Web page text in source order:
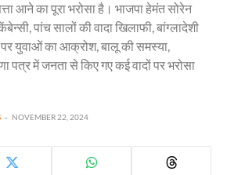
आने का पूरा भरोसा है। भाजपा हेमंत सोरेन
पांच सालों की वादा खिलाफी, बांग्लादेशी
युवाओं का आक्रोश, बालू की समस्या,
पत्र में जनता से किए गए कई वादों पर भरोसा
NOVEMBER 22, 2024